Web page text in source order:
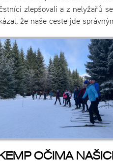
zlepšovali a z nelyžařů
že naše ceste jde
KEMP OČIMA